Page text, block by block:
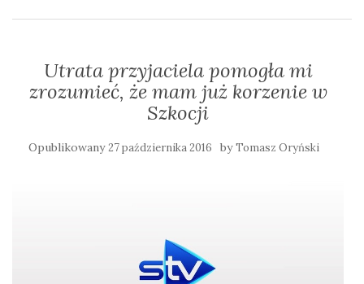
Utrata przyjaciela pomogła mi
zrozumieć, że mam już korzenie w
Szkocji
Opublikowany27 października 2016 byTomasz Oryński